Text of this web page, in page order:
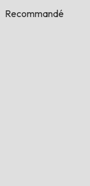
Recommandé